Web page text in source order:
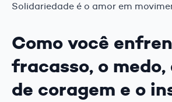
Solidariedade é o amor em
Como você
fracasso, o
de coragem e o